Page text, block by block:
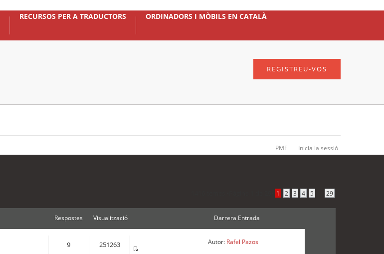
RECURSOS PER A TRADUCTORS ORDINADORS I MÒBILS EN CATALÀ
REGISTREU-VOS
PMF Inicia la sessió
1 2 3 4 5 29
Respostes Visualització Darrera Entrada
9 251263 Autor: Rafel Pazos